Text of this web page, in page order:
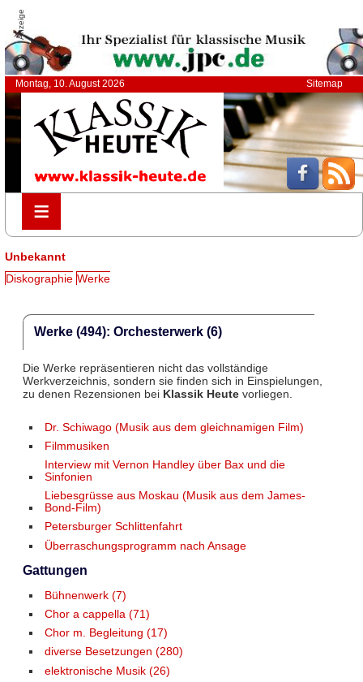
Anzeige
Montag, 10. August 2026 Sitemap
≡
≡
Unbekannt
Diskographie Werke
Werke (494): Orchesterwerk (6)
Die Werke repräsentieren nicht das vollständige
Werkverzeichnis, sondern sie finden sich in Einspielungen,
zu denen Rezensionen bei Klassik Heutevorliegen.
Dr. Schiwago (Musik aus dem gleichnamigen Film)
Filmmusiken
Interview mit Vernon Handley über Bax und die
Sinfonien
Liebesgrüsse aus Moskau (Musik aus dem James-
Bond-Film)
Petersburger Schlittenfahrt
Überraschungsprogramm nach Ansage
Gattungen
Bühnenwerk (7)
Chor a cappella (71)
Chor m. Begleitung (17)
diverse Besetzungen (280)
elektronische Musik (26)